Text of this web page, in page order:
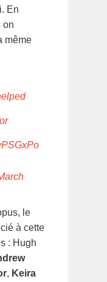
En
on
même
le
à cette
: Hugh
, Keira